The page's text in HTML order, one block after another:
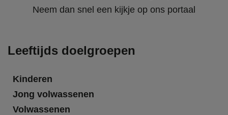
Neem dan snel een kijkje op ons portaal
Leeftijds doelgroepen
Kinderen
Jong volwassenen
Volwassenen